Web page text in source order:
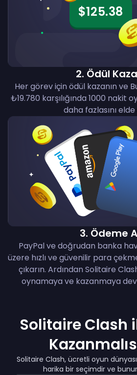
$125.38
2. Ödül
Her görev için ödül kazanın ve
₺19.780 karşılığında 1000 nakit
daha fazlasını
3. Ödeme
PayPal ve doğrudan banka
üzere hızlı ve güvenilir para
çıkarın. Ardından Solitaire
oynamaya ve kazanmaya
Solitaire Clash
Solitaire Clash, ücretli oyun
harika bir seçimdir ve